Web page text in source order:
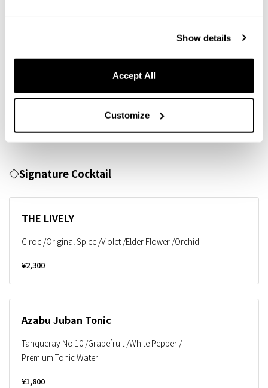
Show details
Accept All
Customize
アラカルトメニュー
Drinks
◇Signature Cocktail
THE LIVELY
Ciroc /Original Spice /Violet /Elder Flower /Orchid
¥2,300
Azabu Juban Tonic
Tanqueray No.10 /Grapefruit /White Pepper /
Premium Tonic Water
¥1,800